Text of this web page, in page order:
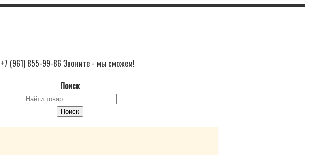
+7 (961) 855-99-86 Звоните - мы сможем!
Поиск
Поиск
Поиск